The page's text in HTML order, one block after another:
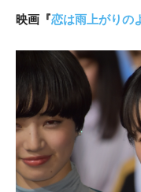
映画『恋は雨上がりの